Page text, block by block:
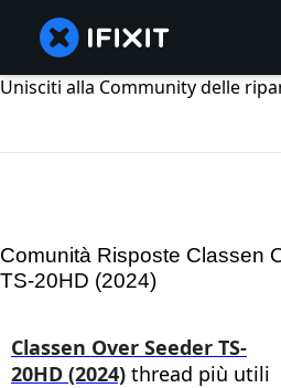
Unisciti alla Community delle
Comunità Risposte Classen
TS-20HD (2024)
Classen Over Seeder TS-
20HD (2024) thread più utili